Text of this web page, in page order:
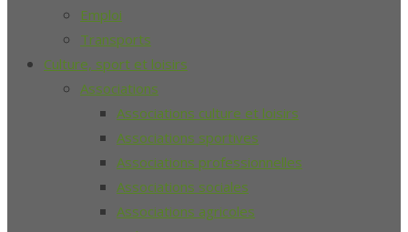
Emploi
Transports
Culture, sport et loisirs
Associations
Associations culture et loisirs
Associations sportives
Associations professionnelles
Associations sociales
Associations agricoles